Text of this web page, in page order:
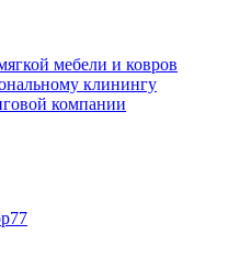
мебели и ковров
клинингу
компании